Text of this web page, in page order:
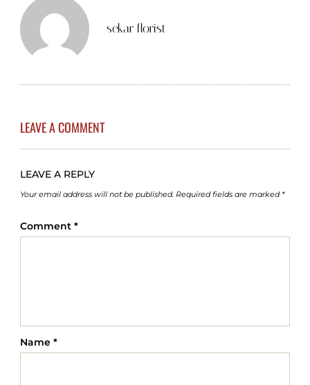
sekar florist
LEAVE A COMMENT
LEAVE A REPLY
Your email address will not be published. Required fields are marked *
Comment *
Name *